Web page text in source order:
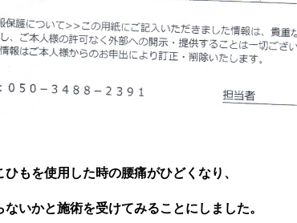
ひもを使用した時の腰痛がひどくなり、
ないかと施術を受けてみることにしました。